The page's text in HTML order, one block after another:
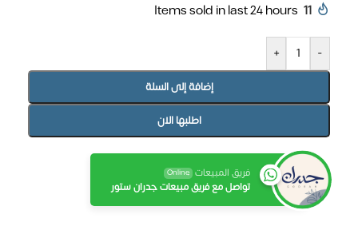
11
Items sold in last 24 hours
-
+
إضافة إلى السلة
اطلبها الان
فريق المبيعات Online
تواصل مع فريق مبيعات جدران ستور